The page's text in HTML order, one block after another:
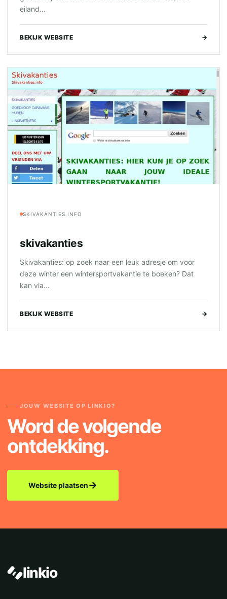
eiland...
BEKIJK WEBSITE →
SKIVAKANTIES.INFO
skivakanties
Skivakanties: op zoek naar een leuk adresje om voor
deze winter een wintersportvakantie te boeken? Dat
kan via...
BEKIJK WEBSITE →
JOUW WEBSITE OP LINKIO?
Word de volgende
ontdekking.
Website plaatsen→
linkio